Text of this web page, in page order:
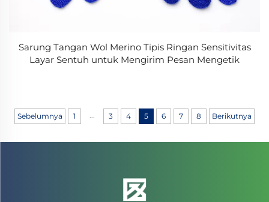
Sarung Tangan Wol Merino Tipis Ringan Sensitivitas
Layar Sentuh untuk Mengirim Pesan Mengetik
Sebelumnya 1 3 4 5 6 7 8 Berikutnya